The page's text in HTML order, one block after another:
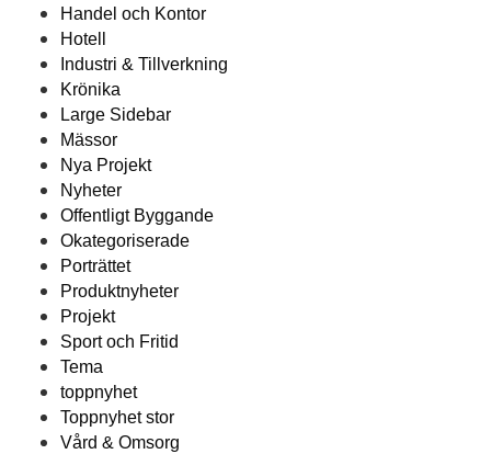
Handel och Kontor
Hotell
Industri & Tillverkning
Krönika
Large Sidebar
Mässor
Nya Projekt
Nyheter
Offentligt Byggande
Okategoriserade
Porträttet
Produktnyheter
Projekt
Sport och Fritid
Tema
toppnyhet
Toppnyhet stor
Vård & Omsorg